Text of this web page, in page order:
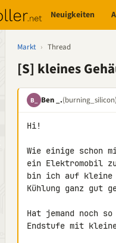
Neuigkeiten
Markt › Thread
[S] kleines
B_ Ben _.(burning_silicon)
Hi!
Wie einige schon
ein Elektromobil zu
bin ich auf kleine
Kühlung ganz gut
Hat jemand noch
Endstufe mit